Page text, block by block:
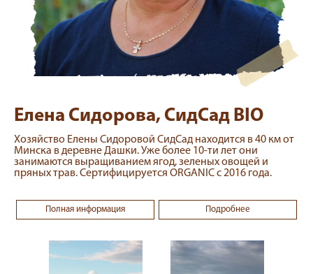
Елена Сидорова, СидСад BIO
Хозяйство Елены Сидоровой СидСад находится в 40 км от
Минска в деревне Дашки. Уже более 10-ти лет они
занимаются выращиванием ягод, зеленых овощей и
пряных трав. Сертифицируется ORGANIC с 2016 года.
Полная информация Подробнее